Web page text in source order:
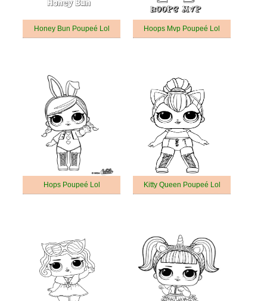
Honey Bun Poupeé Lol Hoops Mvp Poupeé Lol
Hops Poupeé Lol Kitty Queen Poupeé Lol